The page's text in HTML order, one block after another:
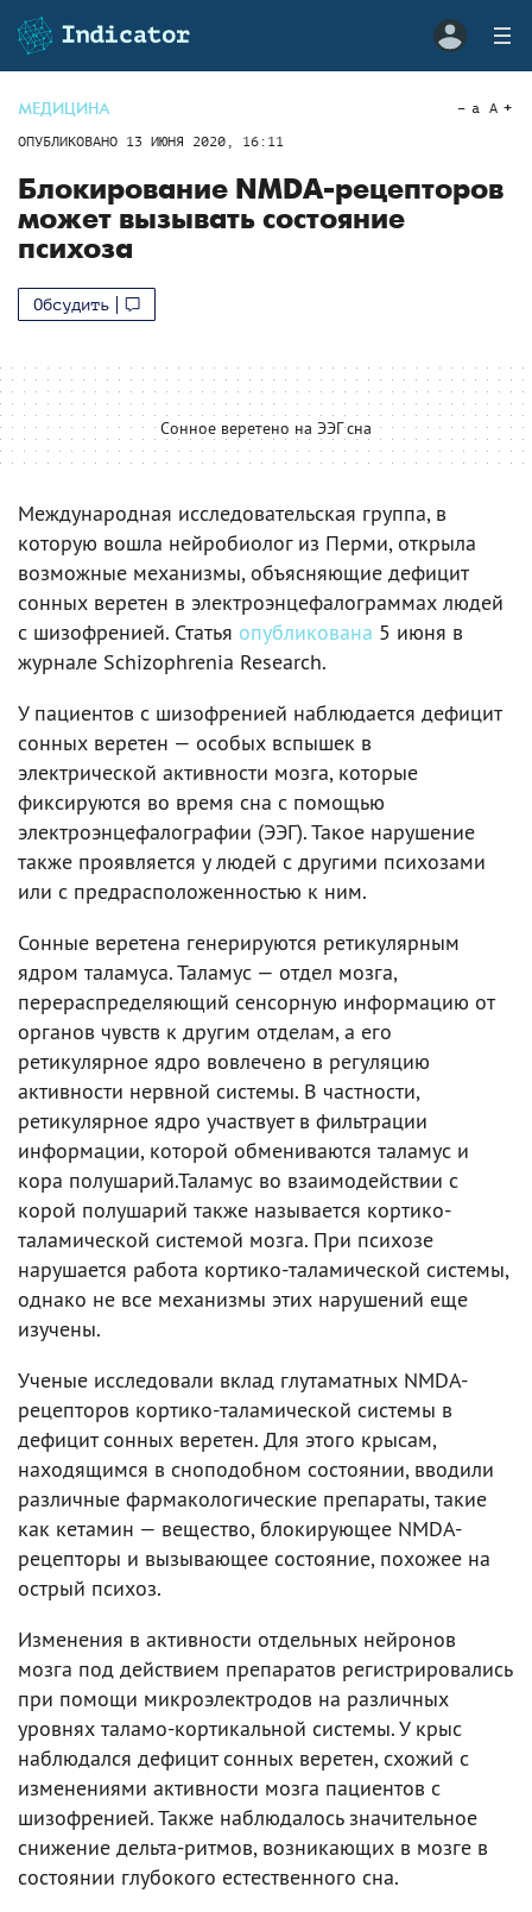
МЕДИЦИНА
ОПУБЛИКОВАНО 13 ИЮНЯ 2020, 16:11
a A
Блокирование NMDA-рецепторов
может вызывать состояние
психоза
Обсудить
Сонное веретено на ЭЭГ сна
Международная исследовательская группа, в
которую вошла нейробиолог из Перми, открыла
возможные механизмы, объясняющие дефицит
сонных веретен в электроэнцефалограммах людей
с шизофренией. Статья опубликована 5 июня в
журнале Schizophrenia Research.
У пациентов с шизофренией наблюдается дефицит
сонных веретен — особых вспышек в
электрической активности мозга, которые
фиксируются во время сна с помощью
электроэнцефалографии (ЭЭГ). Такое нарушение
также проявляется у людей с другими психозами
или с предрасположенностью к ним.
Сонные веретена генерируются ретикулярным
ядром таламуса. Таламус — отдел мозга,
перераспределяющий сенсорную информацию от
органов чувств к другим отделам, а его
ретикулярное ядро вовлечено в регуляцию
активности нервной системы. В частности,
ретикулярное ядро участвует в фильтрации
информации, которой обмениваются таламус и
кора полушарий.Таламус во взаимодействии с
корой полушарий также называется кортико-
таламической системой мозга. При психозе
нарушается работа кортико-таламической системы,
однако не все механизмы этих нарушений еще
изучены.
Ученые исследовали вклад глутаматных NMDA-
рецепторов кортико-таламической системы в
дефицит сонных веретен. Для этого крысам,
находящимся в сноподобном состоянии, вводили
различные фармакологические препараты, такие
как кетамин — вещество, блокирующее NMDA-
рецепторы и вызывающее состояние, похожее на
острый психоз.
Изменения в активности отдельных нейронов
мозга под действием препаратов регистрировались
при помощи микроэлектродов на различных
уровнях таламо-кортикальной системы. У крыс
наблюдался дефицит сонных веретен, схожий с
изменениями активности мозга пациентов с
шизофренией. Также наблюдалось значительное
снижение дельта-ритмов, возникающих в мозге в
состоянии глубокого естественного сна.